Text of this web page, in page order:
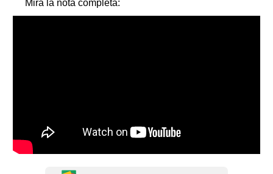
Mirá la nota completa: